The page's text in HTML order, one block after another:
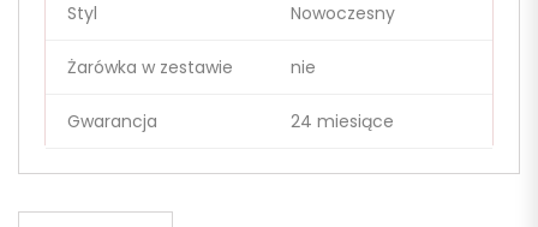
Styl Nowoczesny
Żarówka w zestawie nie
Gwarancja 24 miesiące